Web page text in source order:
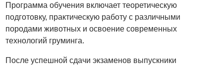
Программа обучения включает теоретическую
подготовку, практическую работу с различными
породами животных и освоение современных
технологий груминга.
После успешной сдачи экзаменов выпускники